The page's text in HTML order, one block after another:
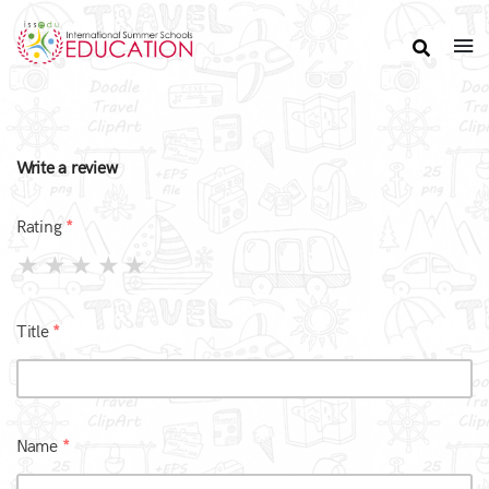
Write a review
Rating
Title
Name